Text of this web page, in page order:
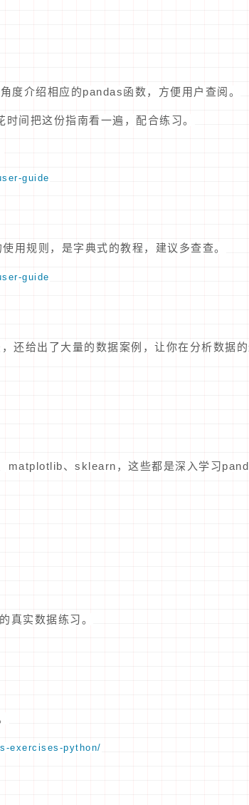
度介绍相应的pandas函数，方便用户查阅。
间把这份指南看一遍，配合练习。
guide
用规则，是字典式的教程，建议多查查。
guide
还给出了大量的数据案例，让你在分析数据的
matplotlib、sklearn，这些都是深入学习
真实数据练习。
exercises-python/